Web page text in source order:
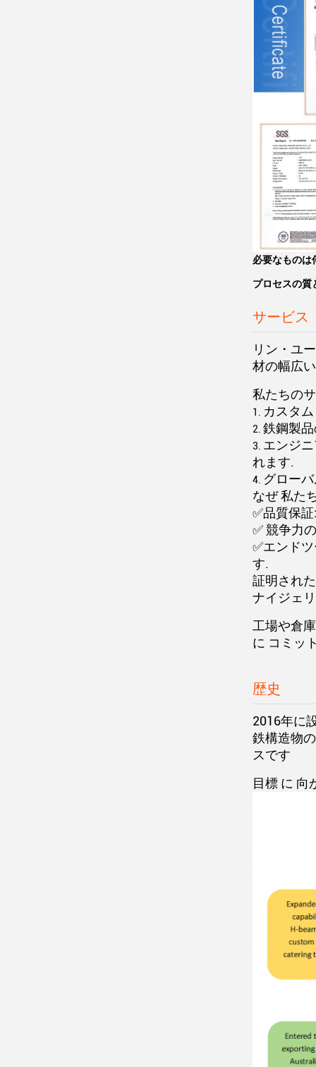
必要なものは
プロセスの質
サービス
リン・ユ
材の幅広
私たちの
カスタ
鉄鋼製
エンジ
れます.
グロー
なぜ 私た
✅品質保
✅ 競争力
✅エンド
す.
証明され
ナイジェ
工場や倉
に コミッ
歴史
2016年に
鉄構造物
スです
目標 に 向